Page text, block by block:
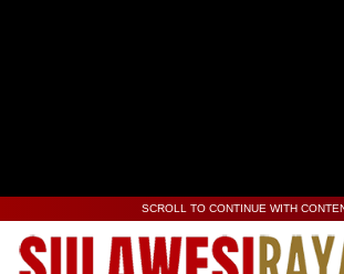
SCROLL TO CONTINUE WITH